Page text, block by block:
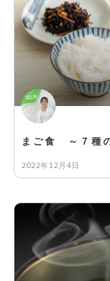
まご食 ～７種
2022年12月4日